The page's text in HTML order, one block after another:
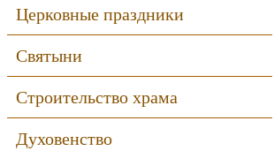
Церковные праздники
Святыни
Строительство храма
Духовенство